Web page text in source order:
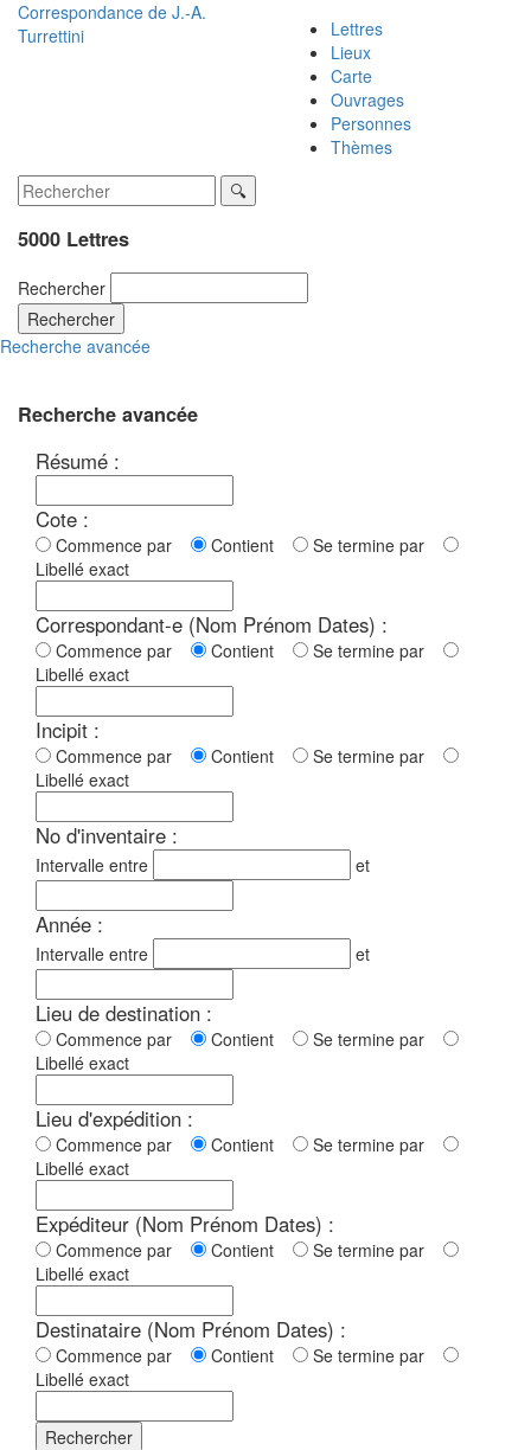
Correspondance de J.-A.
Turrettini
Lettres
Lieux
Carte
Ouvrages
Personnes
Thèmes
5000 Lettres
Rechercher
Rechercher
Recherche avancée
Recherche avancée
Résumé :
Cote :
Commence par Contient
Se termine par
Libellé exact
Correspondant-e (Nom Prénom Dates) :
Commence par Contient
Se termine par
Libellé exact
Incipit :
Commence par Contient
Se termine par
Libellé exact
No d'inventaire :
Intervalle entre et
Année :
Intervalle entre et
Lieu de destination :
Commence par Contient
Se termine par
Libellé exact
Lieu d'expédition :
Commence par Contient
Se termine par
Libellé exact
Expéditeur (Nom Prénom Dates) :
Commence par Contient
Se termine par
Libellé exact
Destinataire (Nom Prénom Dates) :
Commence par Contient
Se termine par
Libellé exact
Rechercher